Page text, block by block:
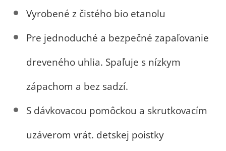
Vyrobené z čistého bio etanolu
Pre jednoduché a bezpečné zapaľovanie
dreveného uhlia. Spaľuje s nízkym
zápachom a bez sadzí.
S dávkovacou pomôckou a skrutkovacím
uzáverom vrát. detskej poistky